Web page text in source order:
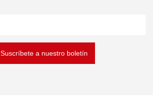
Suscríbete a nuestro boletín